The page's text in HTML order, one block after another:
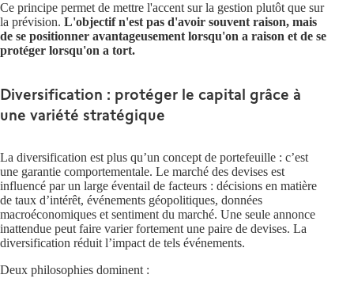
Ce principe permet de mettre l'accent sur la gestion plutôt que sur
la prévision. L'objectif n'est pas d'avoir souvent raison, mais
de se positionner avantageusement lorsqu'on a raison et de se
protéger lorsqu'on a tort.
Diversification : protéger le capital grâce à
une variété stratégique
La diversification est plus qu’un concept de portefeuille : c’est
une garantie comportementale. Le marché des devises est
influencé par un large éventail de facteurs : décisions en matière
de taux d’intérêt, événements géopolitiques, données
macroéconomiques et sentiment du marché. Une seule annonce
inattendue peut faire varier fortement une paire de devises. La
diversification réduit l’impact de tels événements.
Deux philosophies dominent :